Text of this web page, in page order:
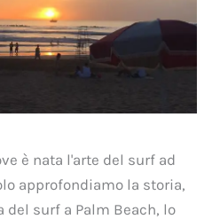
è nata l'arte del surf ad
approfondiamo la storia,
del surf a Palm Beach, lo